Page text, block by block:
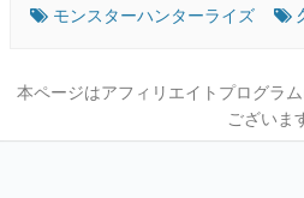
モンスターハンターライズ
本ページはアフィリエイトプログラ
ございま